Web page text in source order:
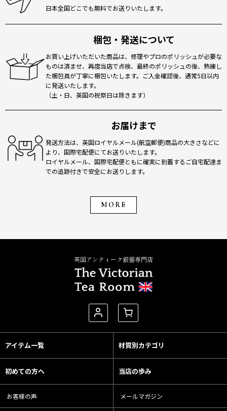
日本全国どこでも無料でお送りいたします。
梱包・発送について
お買い上げいただいた商品は、修理やプロのポリッシュが必要な
ものは済ませ、再度当店で点検、最終のポリッシュの後、熟練し
た梱包員が丁寧に梱包いたします。ご入金確認後、通常5日以内
に発送いたします。
（土・日、英国の祝祭日は除きます）
お届けまで
発送方法は、英国ロイヤルメール(航空郵便)商品の大きさなどに
より、国際宅配便にてお送りいたします。
ロイヤルメール、国際宅配便ともに確実に到着するご自宅配達ま
での追跡付きで安全にお送りします。
MORE
英国アンティーク銀器専門店
アイテム一覧 材質別カテゴリ
初めての方へ 当店の歩み
お客様の声 メールマガジン